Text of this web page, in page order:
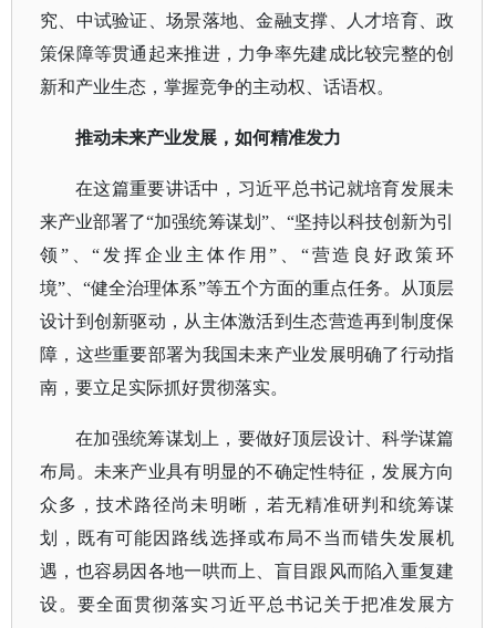
究、中试验证、场景落地、金融支撑、人才培育、政
策保障等贯通起来推进，力争率先建成比较完整的创
新和产业生态，掌握竞争的主动权、话语权。
推动未来产业发展，如何精准发力
在这篇重要讲话中，习近平总书记就培育发展未
来产业部署了“加强统筹谋划”、“坚持以科技创新为引
领”、“发挥企业主体作用”、“营造良好政策环
境”、“健全治理体系”等五个方面的重点任务。从顶层
设计到创新驱动，从主体激活到生态营造再到制度保
障，这些重要部署为我国未来产业发展明确了行动指
南，要立足实际抓好贯彻落实。
在加强统筹谋划上，要做好顶层设计、科学谋篇
布局。未来产业具有明显的不确定性特征，发展方向
众多，技术路径尚未明晰，若无精准研判和统筹谋
划，既有可能因路线选择或布局不当而错失发展机
遇，也容易因各地一哄而上、盲目跟风而陷入重复建
设。要全面贯彻落实习近平总书记关于把准发展方